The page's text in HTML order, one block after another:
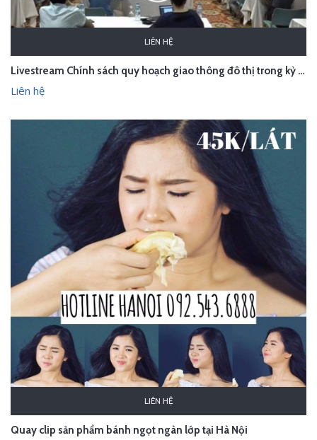
LIÊN HỆ
Livestream Chính sách quy hoạch giao thông đô thị trong kỷ nguyên số - Hà Nội
Liên hệ
LIÊN HỆ
Quay clip sản phẩm bánh ngọt ngàn lớp tại Hà Nội